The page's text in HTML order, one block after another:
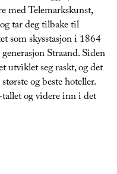
med Telemarkskunst,
tar deg tilbake til
som skysstasjon i 1864
Straand. Siden
utviklet seg raskt, og det
og beste hoteller.
og videre inn i det